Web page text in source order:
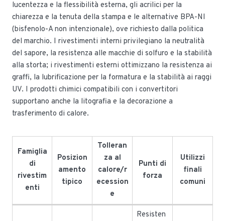
lucentezza e la flessibilità esterna, gli acrilici per la
chiarezza e la tenuta della stampa e le alternative BPA-NI
(bisfenolo-A non intenzionale), ove richiesto dalla politica
del marchio. I rivestimenti interni privilegiano la neutralità
del sapore, la resistenza alle macchie di solfuro e la stabilità
alla storta; i rivestimenti esterni ottimizzano la resistenza ai
graffi, la lubrificazione per la formatura e la stabilità ai raggi
UV. I prodotti chimici compatibili con i convertitori
supportano anche la litografia e la decorazione a
trasferimento di calore.
Famiglia
di
rivestim
enti
Posizion
amento
tipico
Tolleran
za al
calore/r
ecession
e
Punti di
forza
Utilizzi
finali
comuni
Resisten